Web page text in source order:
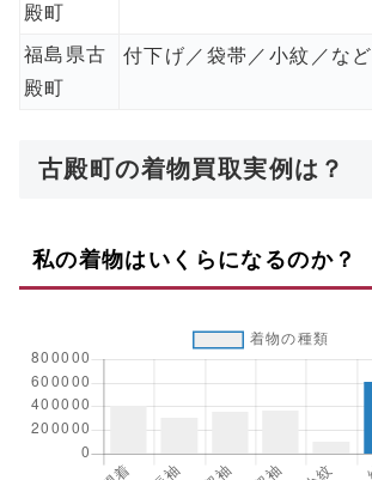
殿町
福島県古
殿町
付下げ／袋帯／小紋／など
古殿町の着物買取実例は？
私の着物はいくらになるのか？